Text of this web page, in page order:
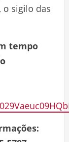
sigilo das
tempo